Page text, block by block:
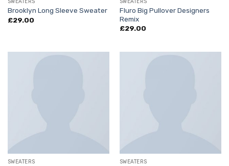
Brooklyn Long Sleeve Sweater
£29.00
Fluro Big Pullover Designers
Remix
£29.00
SWEATERS SWEATERS